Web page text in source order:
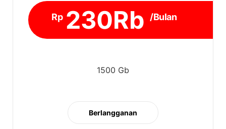
Rp 230Rb /Bulan
1500 Gb
Berlangganan